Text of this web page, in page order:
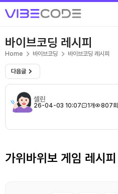
바이브코딩 레시피
Home 바이브코딩 바이브코딩 레시피
다음글
셀린
26-04-03 10:07 1개 807회
가위바위보 게임 레시피